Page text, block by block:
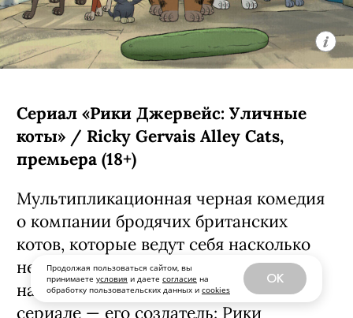
Продолжая пользоваться сайтом, вы
принимаете условия и даете согласие на
обработку пользовательских данных и cookies
OK
Сериал «Рики Джервейс: Уличные
коты» / Ricky Gervais Alley Cats,
премьера (18+)
Мультипликационная черная комедия
о компании бродячих британских
котов, которые ведут себя насколько
неполиткорректно и вызывающе,